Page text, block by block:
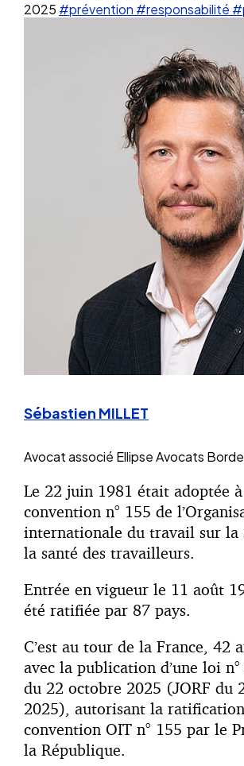
2025 #prévention #responsabilité
Sébastien MILLET
Avocat associé Ellipse Avocats
Le 22 juin 1981 était adoptée
convention n° 155 de
internationale du travail sur la
la santé des travailleurs.
Entrée en vigueur le 11 août
été ratifiée par 87 pays.
C’est au tour de la France, 42
avec la publication d’une loi
du 22 octobre 2025 (JORF du
2025), autorisant la
convention OIT n° 155 par le
la République.